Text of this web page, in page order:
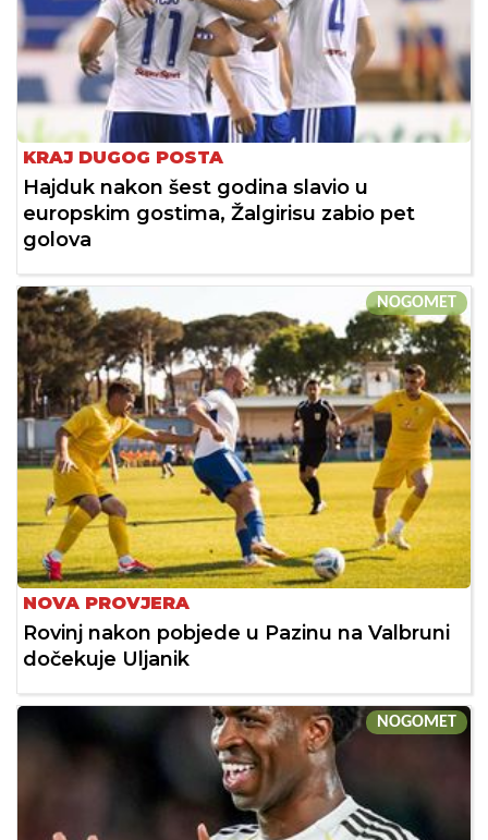
KRAJ DUGOG POSTA
Hajduk nakon šest godina slavio u
europskim gostima, Žalgirisu zabio pet
golova
NOGOMET
NOVA PROVJERA
Rovinj nakon pobjede u Pazinu na Valbruni
dočekuje Uljanik
NOGOMET